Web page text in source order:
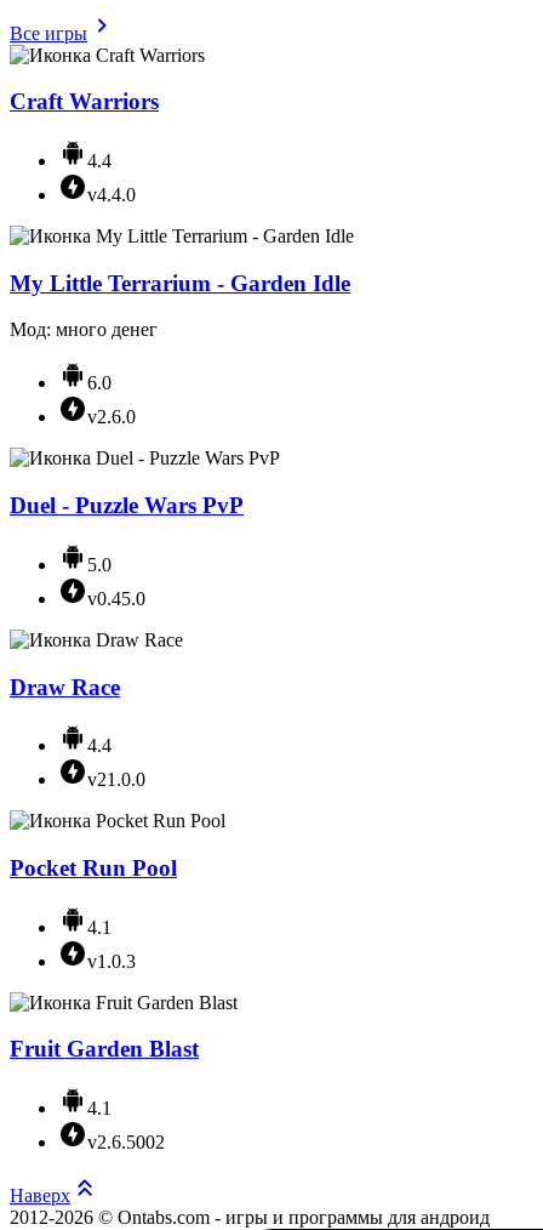
Все игры
Craft Warriors
4.4
v4.4.0
My Little Terrarium - Garden Idle
Мод: много денег
6.0
v2.6.0
Duel - Puzzle Wars PvP
5.0
v0.45.0
Draw Race
4.4
v21.0.0
Pocket Run Pool
4.1
v1.0.3
Fruit Garden Blast
4.1
v2.6.5002
Наверх
2012-2026 © Ontabs.com - игры и программы для андроид